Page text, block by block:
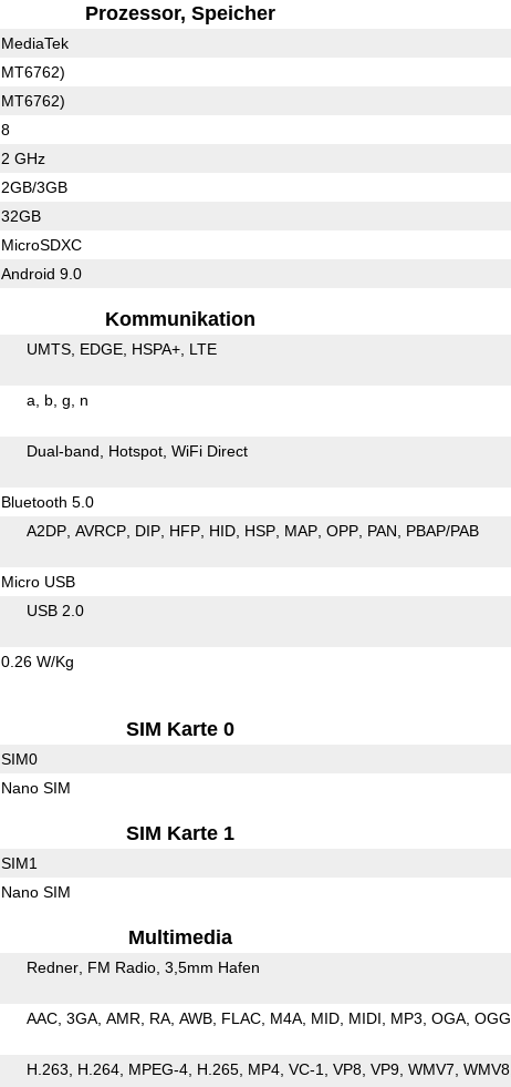
Prozessor, Speicher
MediaTek
MT6762)
MT6762)
8
2 GHz
2GB/3GB
32GB
MicroSDXC
Android 9.0
Kommunikation
UMTS EDGE HSPA+ LTE
a b g n
Dual-band Hotspot WiFi Direct
Bluetooth 5.0
A2DP AVRCP DIP HFP HID HSP MAP OPP PAN PBAP/PAB
Micro USB
USB 2.0
0.26 W/Kg
SIM Karte 0
SIM0
Nano SIM
SIM Karte 1
SIM1
Nano SIM
Multimedia
Redner FM Radio 3,5mm Hafen
AAC 3GA AMR RA AWB FLAC M4A MID MIDI MP3 OGA OGG
H.263 H.264 MPEG-4 H.265 MP4 VC-1 VP8 VP9 WMV7 WMV8